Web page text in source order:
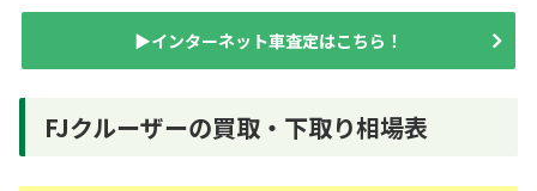
▶インターネット車査定はこちら！
FJクルーザーの買取・下取り相場表